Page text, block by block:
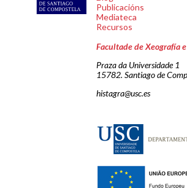
Publicacións
Mediateca
Recursos
Facultade de Xeografía
Praza da Universidade 1
15782. Santiago de
histagra@usc.es